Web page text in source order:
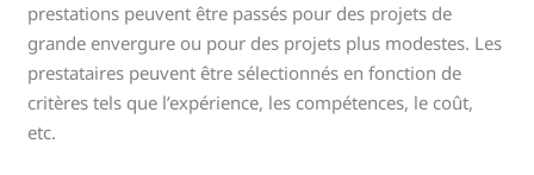
prestations peuvent être passés pour des projets de
grande envergure ou pour des projets plus modestes. Les
prestataires peuvent être sélectionnés en fonction de
critères tels que l’expérience, les compétences, le coût,
etc.